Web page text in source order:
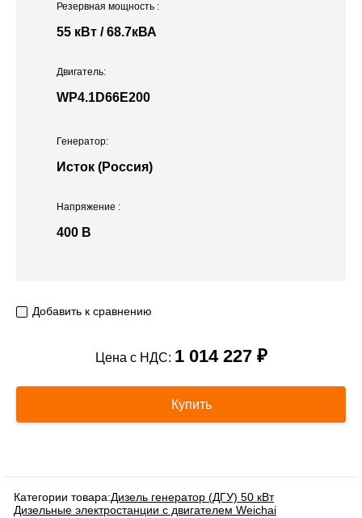
Двигатель:
WP4.1D66E200
Напряжение :
400 В
Резервная мощность :
55 кВт / 68.7кВА
Генератор:
Исток (Россия)
Добавить к сравнению
Цена с НДС: 1 014 227 ₽
Купить
Категории товара:Дизель генератор (ДГУ) 50 кВт
Дизельные электростанции с двигателем Weichai